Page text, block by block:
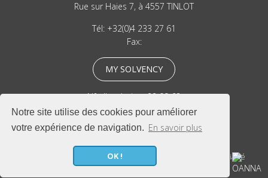
Notre site utilise des cookies pour améliorer
votre expérience de navigation. En savoir plus
OK !
Rue sur Haies 7, à 4557 TINLOT
Tél: +32(0)4 233 27 61
Fax:
MY SOLVENCY
N° d’agréation: 22 09 68
N° d’entreprise: BE 0643.617.566
Conditions générales Politique de confidentialité